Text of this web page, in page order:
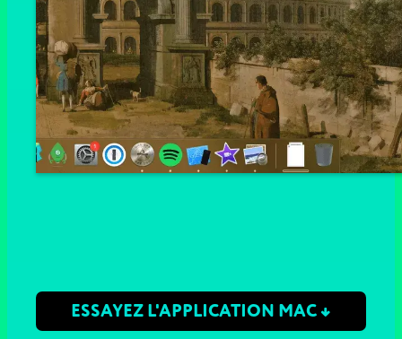
ESSAYEZ L'APPLICATION MAC ↓